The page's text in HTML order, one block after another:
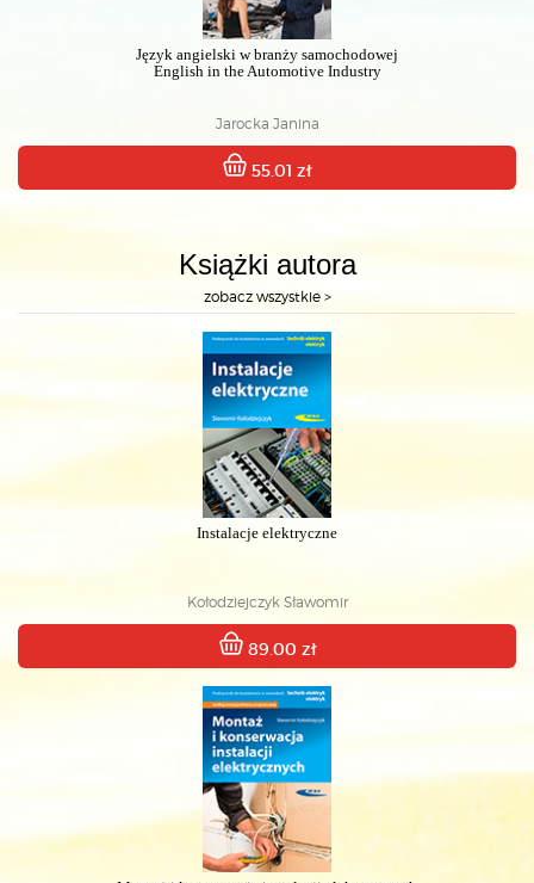
Język angielski w branży samochodowej
English in the Automotive Industry
Jarocka Janina
55.01 zł
Książki autora
zobacz wszystkie >
Instalacje elektryczne
Kołodziejczyk Sławomir
89.00 zł